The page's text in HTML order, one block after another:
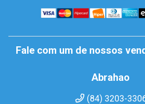
Fale com um de nossos
Abrahao
(84) 3203-